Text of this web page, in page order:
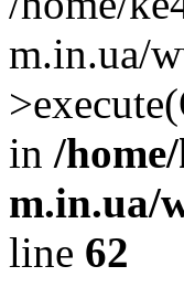
m.in.ua/
in /
m.in.ua/
line 62